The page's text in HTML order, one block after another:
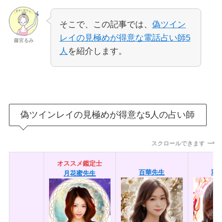
藤宮るみ
そこで、この記事では、 偽ツイン
レイの見極めが得意な電話占い師5
人 を紹介します。
偽ツインレイの見極めが得意な5人の占い師
スクロールできます
オススメ鑑定士
月花蜜先生
百華先生 彩